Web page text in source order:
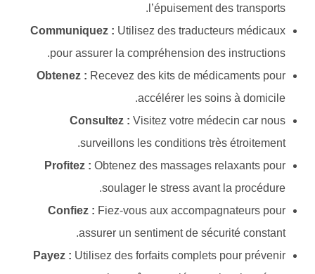
l’épuisement des transports.
Communiquez : Utilisez des traducteurs médicaux
pour assurer la compréhension des instructions.
Obtenez : Recevez des kits de médicaments pour
accélérer les soins à domicile.
Consultez : Visitez votre médecin car nous
surveillons les conditions très étroitement.
Profitez : Obtenez des massages relaxants pour
soulager le stress avant la procédure.
Confiez : Fiez-vous aux accompagnateurs pour
assurer un sentiment de sécurité constant.
Payez : Utilisez des forfaits complets pour prévenir